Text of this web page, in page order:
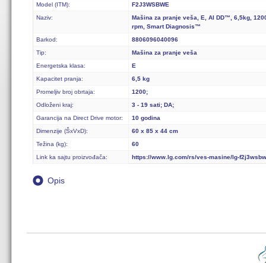
Model (ITM):
F2J3WSBWE
Naziv:
Mašina za pranje veša, E, AI DD™, 6,5kg,
rpm, Smart Diagnosis™
Barkod:
8806096040096
Tip:
Mašina za pranje veša
Energetska klasa:
E
Kapacitet pranja:
6,5 kg
Promeljiv broj obrtaja:
1200;
Odloženi kraj:
3 - 19 sati; DA;
Garancija na Direct Drive motor:
10 godina
Dimenzije (ŠxVxD):
60 x 85 x 44 cm
Težina (kg):
60
Link ka sajtu proizvođača:
https://www.lg.com/rs/ves-masine/lg-
Opis